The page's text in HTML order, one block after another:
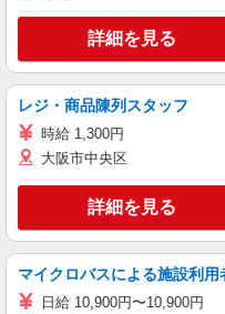
詳細を見る
レジ・商品陳列スタッフ
時給 1,300円
大阪市中央区
詳細を見る
マイクロバスによる施設利
日給 10,900円〜10,900円